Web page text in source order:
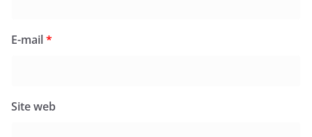
E-mail*
Site web